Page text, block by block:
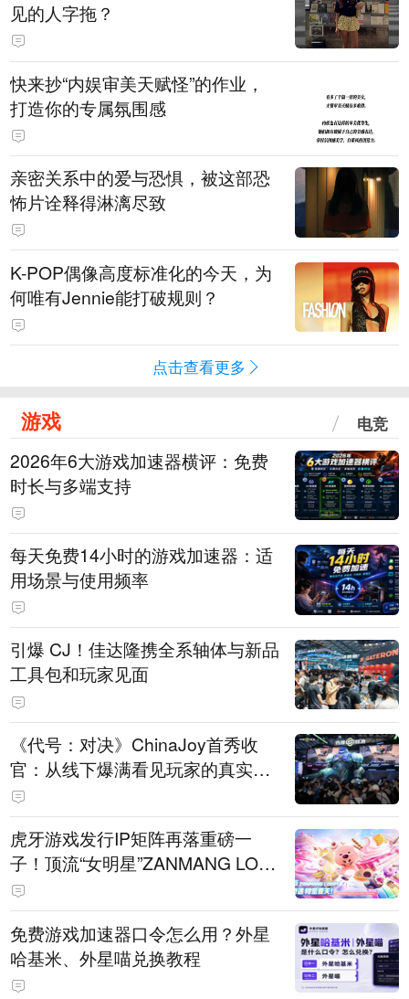
见的人字拖？
快来抄“内娱审美天赋怪”的作业，
打造你的专属氛围感
亲密关系中的爱与恐惧，被这部恐
怖片诠释得淋漓尽致
K-POP偶像高度标准化的今天，为
何唯有Jennie能打破规则？
点击查看更多
游戏 电竞
2026年6大游戏加速器横评：免费
时长与多端支持
每天免费14小时的游戏加速器：适
用场景与使用频率
引爆 CJ！佳达隆携全系轴体与新品
工具包和玩家见面
《代号：对决》ChinaJoy首秀收
官：从线下爆满看见玩家的真实期
待
虎牙游戏发行IP矩阵再落重磅一
子！顶流“女明星”ZANMANG LOO
PY 正版3D消除手游《消消奇遇》
惊喜曝光
免费游戏加速器口令怎么用？外星
哈基米、外星喵兑换教程